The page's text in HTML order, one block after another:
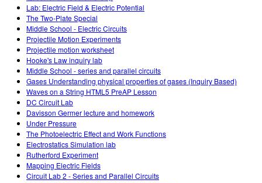
Lab: Electric Field & Electric Potential
The Two-Plate Special
Middle School - Electric Circuits
Projectile Motion Experiments
Projectile motion worksheet
Hooke's Law inquiry lab
Middle School - series and parallel circuits
Gases Understanding physical properties of gases (Inquiry Based)
Waves on a String HTML5 PreAP Lesson
DC Circuit Lab
Davisson Germer lecture and homework
Under Pressure
The Photoelectric Effect and Work Functions
Electrostatics Simulation lab
Rutherford Experiment
Mapping Electric Fields
Circuit Lab 2 - Series and Parallel Circuits